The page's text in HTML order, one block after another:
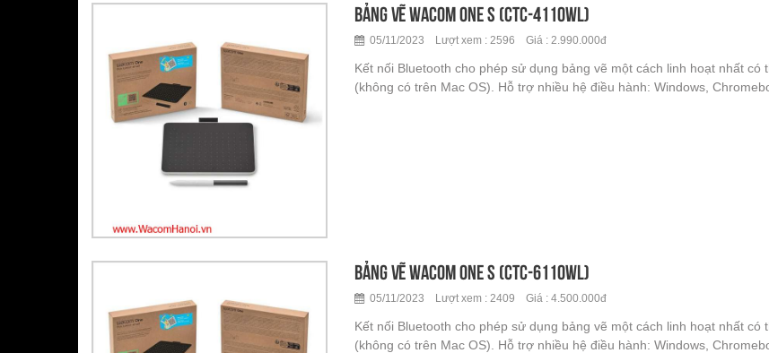
Bảng vẽ Wacom One S (CTC-4110WL)
05/11/2023 Lượt xem : 2596 Giá : 2.990.000đ
Kết nối Bluetooth cho phép sử dụng bảng vẽ một cách linh hoạt nhất
(không có trên Mac OS). Hỗ trợ nhiều hệ điều hành: Windows,
Bảng vẽ Wacom One S (CTC-6110WL)
05/11/2023 Lượt xem : 2409 Giá : 4.500.000đ
Kết nối Bluetooth cho phép sử dụng bảng vẽ một cách linh hoạt nhất
(không có trên Mac OS). Hỗ trợ nhiều hệ điều hành: Windows,